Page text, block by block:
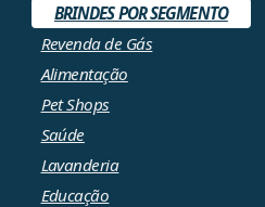
BRINDES POR SEGMENTO
Revenda de Gás
Alimentação
Pet Shops
Saúde
Lavanderia
Educação